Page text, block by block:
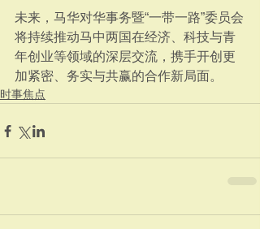
未来，马华对华事务暨“一带一路”委员会
将持续推动马中两国在经济、科技与青
年创业等领域的深层交流，携手开创更
加紧密、务实与共赢的合作新局面。﻿
时事焦点